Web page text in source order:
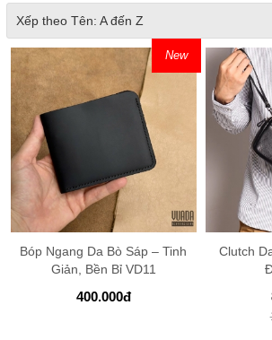
Xếp theo Tên: A đến Z
New
Bóp Ngang Da Bò Sáp – Tinh
Giản, Bền Bỉ VD11
400.000đ
Clutch